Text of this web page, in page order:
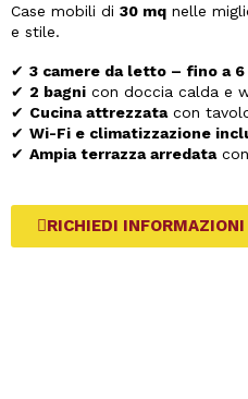
Case mobili di 30 mq nelle
e stile.
✔ 3 camere da letto – fino a
✔ 2 bagni con doccia calda e
✔ Cucina attrezzatacon
✔ Wi-Fi e climatizzazione
✔ Ampia terrazza arredata
RICHIEDI INFORMAZIONI